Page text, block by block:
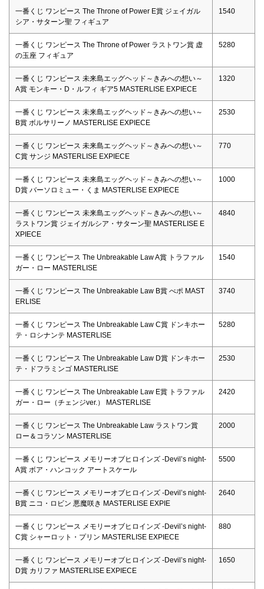
一番くじ ワンピース The Throne of Power E賞 ジェイガル
シア・サターン聖 フィギュア
1540
一番くじ ワンピース The Throne of Power ラストワン賞 虚
の玉座 フィギュア
5280
一番くじ ワンピース 未来島エッグヘッド～きみへの想い～
A賞 モンキー・D・ルフィ ギア5 MASTERLISE EXPIECE
1320
一番くじ ワンピース 未来島エッグヘッド～きみへの想い～
B賞 ボルサリーノ MASTERLISE EXPIECE
2530
一番くじ ワンピース 未来島エッグヘッド～きみへの想い～
C賞 サンジ MASTERLISE EXPIECE
770
一番くじ ワンピース 未来島エッグヘッド～きみへの想い～
D賞 バーソロミュー・くま MASTERLISE EXPIECE
1000
一番くじ ワンピース 未来島エッグヘッド～きみへの想い～
ラストワン賞 ジェイガルシア・サターン聖 MASTERLISE E
XPIECE
4840
一番くじ ワンピース The Unbreakable Law A賞 トラファル
ガー・ロー MASTERLISE
1540
一番くじ ワンピース The Unbreakable Law B賞 べポ MAST
ERLISE
3740
一番くじ ワンピース The Unbreakable Law C賞 ドンキホー
テ・ロシナンテ MASTERLISE
5280
一番くじ ワンピース The Unbreakable Law D賞 ドンキホー
テ・ドフラミンゴ MASTERLISE
2530
一番くじ ワンピース The Unbreakable Law E賞 トラファル
ガー・ロー（チェンジver.） MASTERLISE
2420
一番くじ ワンピース The Unbreakable Law ラストワン賞
ロー＆コラソン MASTERLISE
2000
一番くじ ワンピース メモリーオブヒロインズ -Devil’s night-
A賞 ボア・ハンコック アートスケール
5500
一番くじ ワンピース メモリーオブヒロインズ -Devil’s night-
B賞 ニコ・ロビン 悪魔咲き MASTERLISE EXPIE
2640
一番くじ ワンピース メモリーオブヒロインズ -Devil’s night-
C賞 シャーロット・プリン MASTERLISE EXPIECE
880
一番くじ ワンピース メモリーオブヒロインズ -Devil’s night-
D賞 カリファ MASTERLISE EXPIECE
1650